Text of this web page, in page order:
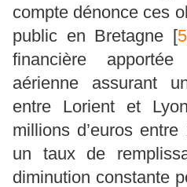
compte dénonce ces
public en Bretagne [5
financière
aérienne assurant
entre Lorient et
millions d’euros
un taux de
diminution constante